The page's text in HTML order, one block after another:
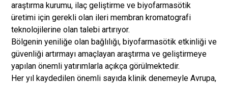
araştırma kurumu, ilaç geliştirme ve biyofarmasötik
üretimi için gerekli olan ileri membran kromatografi
teknolojilerine olan talebi artırıyor.
Bölgenin yeniliğe olan bağlılığı, biyofarmasötik etkinliği ve
güvenliği artırmayı amaçlayan araştırma ve geliştirmeye
yapılan önemli yatırımlarla açıkça görülmektedir.
Her yıl kaydedilen önemli sayıda klinik denemeyle Avrupa,